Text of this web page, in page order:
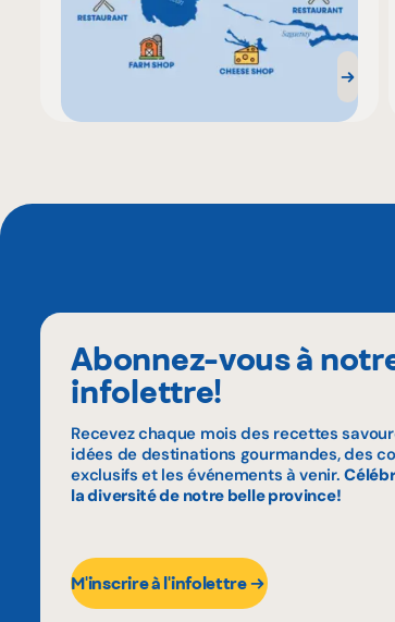
Abonnez-vous à
infolettre!
Recevez chaque mois des recettes
idées de destinations gourmandes, des
exclusifs et les événements à venir.
la diversité de notre belle province!
M'inscrire à l'infolettre